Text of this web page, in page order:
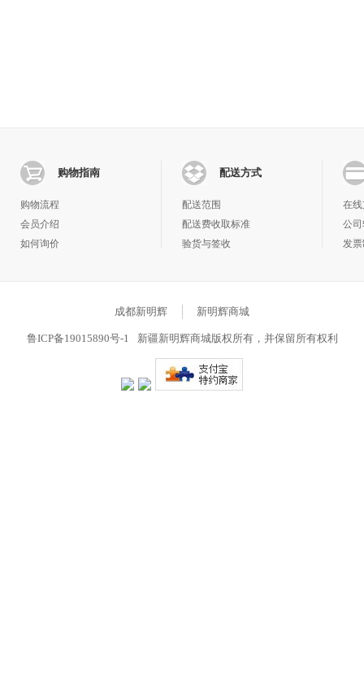
购物指南
购物流程
会员介绍
如何询价
配送方式
配送范围
配送费收取标准
验货与签收
在
公
发
成都新明辉 新明辉商城
鲁ICP备19015890号-1 新疆新明辉商城版权所有，并保留所有权利